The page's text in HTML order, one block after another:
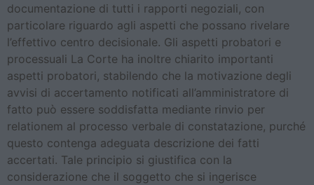
documentazione di tutti i rapporti negoziali, con
particolare riguardo agli aspetti che possano rivelare
l’effettivo centro decisionale. Gli aspetti probatori e
processuali La Corte ha inoltre chiarito importanti
aspetti probatori, stabilendo che la motivazione degli
avvisi di accertamento notificati all’amministratore di
fatto può essere soddisfatta mediante rinvio per
relationem al processo verbale di constatazione, purché
questo contenga adeguata descrizione dei fatti
accertati. Tale principio si giustifica con la
considerazione che il soggetto che si ingerisce